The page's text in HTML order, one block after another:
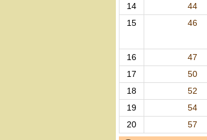
14
44
15
46
16 47
17
50
18
52
19
54
20
57